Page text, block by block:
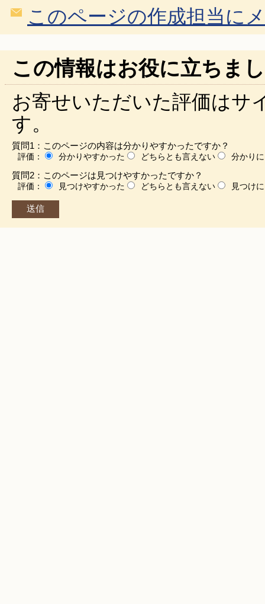
このページの作成担当に
この情報はお役に立ちま
お寄せいただいた評価はサ
す。
質問1：このページの内容は分かりやすかったですか？
評価： 分かりやすかった どちらとも言えない 分かり
質問2：このページは見つけやすかったですか？
評価： 見つけやすかった どちらとも言えない 見つけ